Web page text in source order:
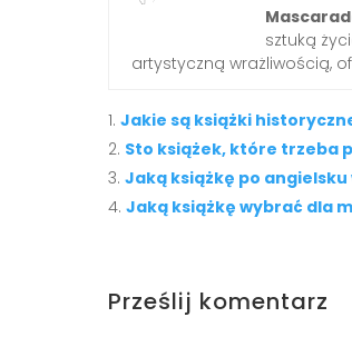
sztuką
artystyczną wrażliwością,
Jakie są książki
Sto książek, które trzeba
Jaką książkę po
Jaką książkę wybrać dla
Prześlij komentarz